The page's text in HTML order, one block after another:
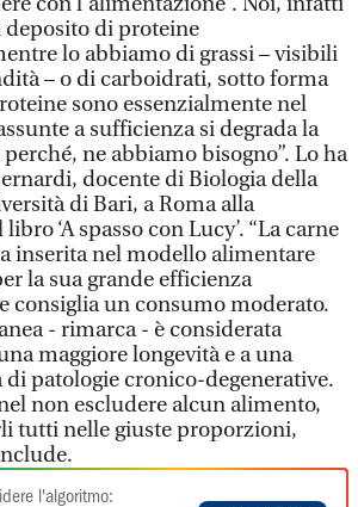
deposito di proteine
lo abbiamo di grassi – visibili
– o di carboidrati, sotto forma
sono essenzialmente nel
a sufficienza si degrada la
ne abbiamo bisogno”. Lo ha
docente di Biologia della
di Bari, a Roma alla
‘A spasso con Lucy’. “La carne
inserita nel modello alimentare
la sua grande efficienza
consiglia un consumo moderato.
- rimarca - è considerata
maggiore longevità e a una
patologie cronico-degenerative.
non escludere alcun alimento,
tutti nelle giuste proporzioni,
l'algoritmo: